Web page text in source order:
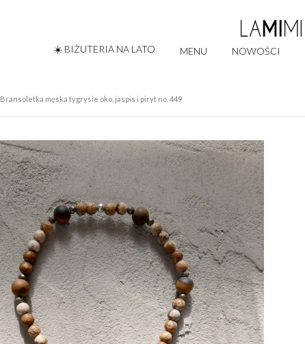
☀️ BIŻUTERIA NA LATO MENU NOWOŚCI
Bransoletka męska tygrysie oko, jaspis i piryt no. 449